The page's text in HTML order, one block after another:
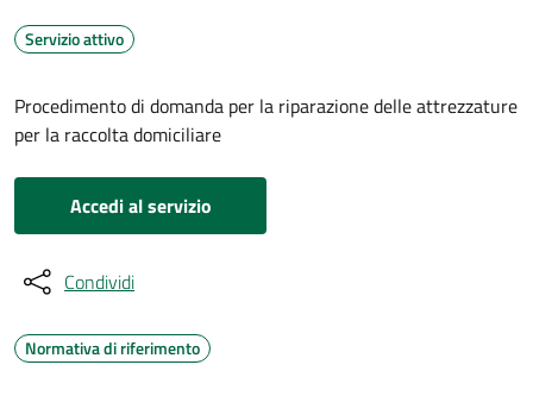
Servizio attivo
Procedimento di domanda per la riparazione delle attrezzature
per la raccolta domiciliare
Accedi al servizio
Condividi
Normativa di riferimento